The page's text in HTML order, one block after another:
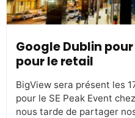
Google Dublin pour
pour le retail
BigView sera présent les
pour le SE Peak Event
nous tarde de partager